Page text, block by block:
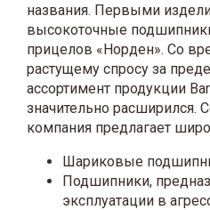
названия. Первыми
высокоточные
прицелов «Норден». Со
растущему спросу за
ассортимент продукции
значительно расширился.
компания предлагает
Шариковые
Подшипники,
эксплуатации в